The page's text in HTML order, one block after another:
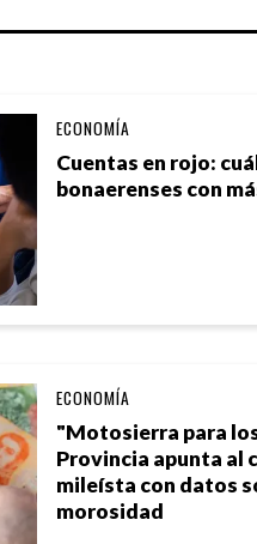
Cuentas en rojo:
bonaerenses con
ECONOMÍA
"Motosierra para
Provincia apunta al
mileísta con datos
morosidad
ECONOMÍA